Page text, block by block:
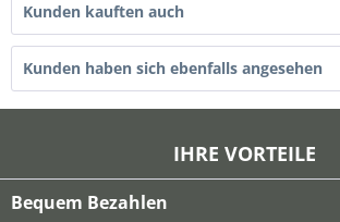
Kunden kauften auch
Kunden haben sich ebenfalls angesehen
IHRE VORTEILE
Bequem Bezahlen